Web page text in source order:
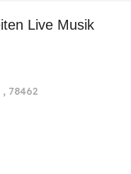
, 78462